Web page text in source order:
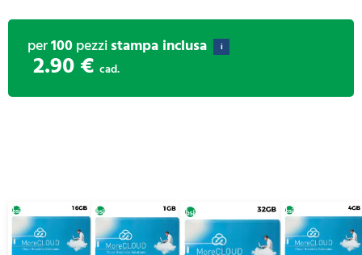
per100pezzistampa inclusa i
2.90 € cad.